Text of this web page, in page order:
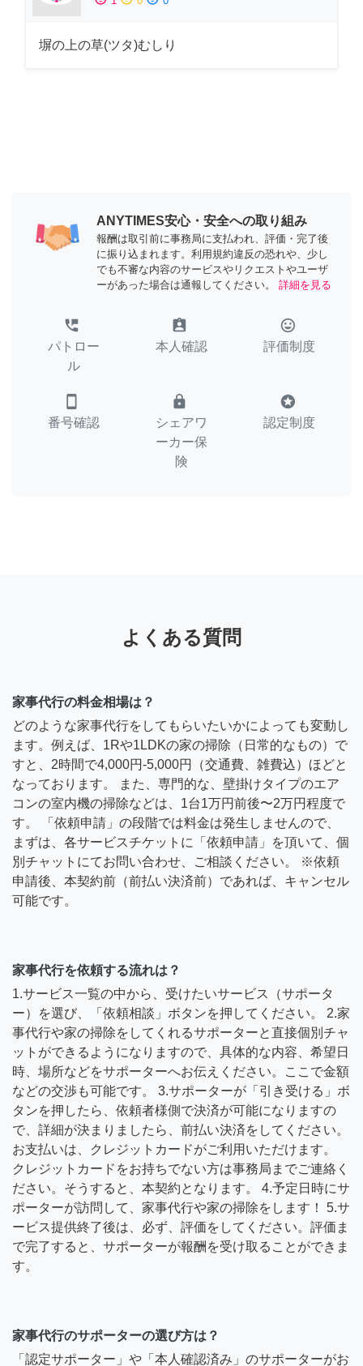
塀の上の草(ツタ)むしり
ANYTIMES安心・安全への取り組み
報酬は取引前に事務局に支払われ、評価・完了後
に振り込まれます。利用規約違反の恐れや、少し
でも不審な内容のサービスやリクエストやユーザ
ーがあった場合は通報してください。
詳細を見る
perm_phone_msg
パトロー
ル
assignment_ind
本人確認
tag_faces
評価制度
smartphone
番号確認
lock
シェアワ
ーカー保
険
stars
認定制度
よくある質問
家事代行の料金相場は？
どのような家事代行をしてもらいたいかによっても変動し
ます。例えば、1Rや1LDKの家の掃除（日常的なもの）で
すと、2時間で4,000円-5,000円（交通費、雑費込）ほどと
なっております。 また、専門的な、壁掛けタイプのエア
コンの室内機の掃除などは、1台1万円前後〜2万円程度で
す。 「依頼申請」の段階では料金は発生しませんので、
まずは、各サービスチケットに「依頼申請」を頂いて、個
別チャットにてお問い合わせ、ご相談ください。 ※依頼
申請後、本契約前（前払い決済前）であれば、キャンセル
可能です。
家事代行を依頼する流れは？
1.サービス一覧の中から、受けたいサービス（サポータ
ー）を選び、「依頼相談」ボタンを押してください。 2.家
事代行や家の掃除をしてくれるサポーターと直接個別チャ
ットができるようになりますので、具体的な内容、希望日
時、場所などをサポーターへお伝えください。ここで金額
などの交渉も可能です。 3.サポーターが「引き受ける」ボ
タンを押したら、依頼者様側で決済が可能になりますの
で、詳細が決まりましたら、前払い決済をしてください。
お支払いは、クレジットカードがご利用いただけます。
クレジットカードをお持ちでない方は事務局までご連絡く
ださい。そうすると、本契約となります。 4.予定日時にサ
ポーターが訪問して、家事代行や家の掃除をします！ 5.サ
ービス提供終了後は、必ず、評価をしてください。評価ま
で完了すると、サポーターが報酬を受け取ることができま
す。
家事代行のサポーターの選び方は？
「認定サポーター」や「本人確認済み」のサポーターがお